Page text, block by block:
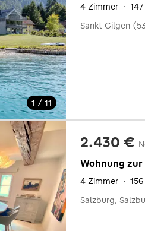
1 / 11
4 Zimmer ·
Sankt Gilgen
2.430 €
Wohnung
4 Zimmer ·
Salzburg,